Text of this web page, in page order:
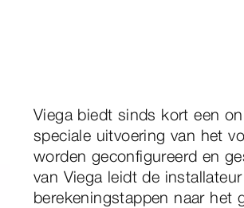
Viega biedt sinds kort een
speciale uitvoering van het
worden geconfigureerd en
van Viega leidt de
berekeningstappen naar het